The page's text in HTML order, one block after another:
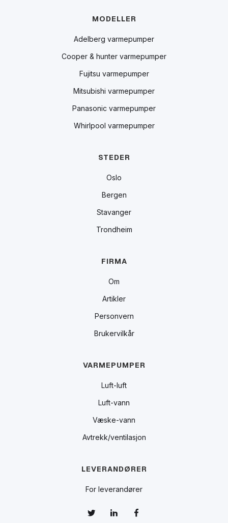
MODELLER
Adelberg varmepumper
Cooper & hunter varmepumper
Fujitsu varmepumper
Mitsubishi varmepumper
Panasonic varmepumper
Whirlpool varmepumper
STEDER
Oslo
Bergen
Stavanger
Trondheim
FIRMA
Om
Artikler
Personvern
Brukervilkår
VARMEPUMPER
Luft-luft
Luft-vann
Væske-vann
Avtrekk/ventilasjon
LEVERANDØRER
For leverandører